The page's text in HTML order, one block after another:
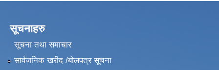
सूचनाहरु
सूचना तथा समाचार
सार्वजनिक खरीद /बोलपत्र सूचना